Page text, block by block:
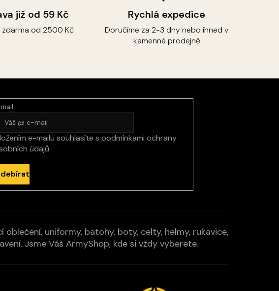
již od 59 Kč
od 2500 Kč
Rychlá expedice
Doručíme za 2-3 dny nebo ihned v
kamenné prodejně
e-mailu souhlasíte s podmínkami ochrany
údajů
uniformy, batohy, boty, celty, helmy, rukavice,
Jsme Váš ArmyShop, kde si vždy vyberete.